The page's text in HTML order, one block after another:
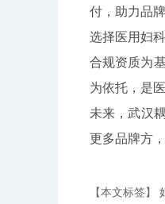
付，助力品
选择医用妇
合规资质为
为依托，是
未来，武汉
更多品牌方
【本文标签】